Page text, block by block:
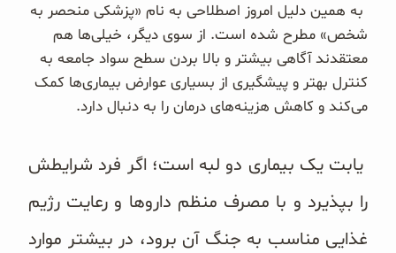
پک سلامتی OAB
کتاب‌های OAB
وبلاگ
به همین دلیل امروز اصطلاحی به نام «پزشکی منحصر به
شخص» مطرح شده است. از سوی دیگر، خیلی‌ها هم
معتقدند آگاهی بیشتر و بالا بردن سطح سواد جامعه به
کنترل بهتر و پیشگیری از بسیاری عوارض بیماری‌ها کمک
می‌کند و کاهش هزینه‌های درمان را به دنبال دارد.
یابت یک بیماری دو لبه است؛ اگر فرد شرایطش
را بپذیرد و با مصرف منظم داروها و رعایت رژیم
غذایی مناسب به جنگ آن برود، در بیشتر موارد